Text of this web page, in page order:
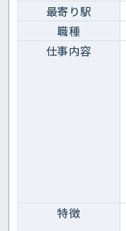
最寄り駅
職種
仕事内容
特徴